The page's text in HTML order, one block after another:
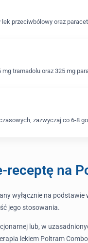
przeciwbólowy oraz
tramadolu oraz 325 mg
zazwyczaj co 6-8
na
wyłącznie na
jego stosowania.
lub, w
lekiem Poltram